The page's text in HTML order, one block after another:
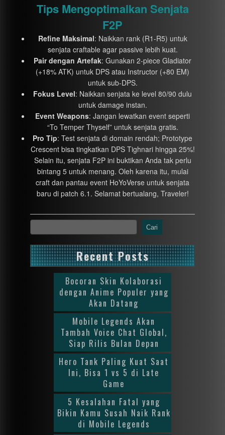
Tips Mengoptimalkan Senjata
F2P
Refine Maksimal: Naikkan rank (R1-R5) untuk
senjata craftable agar passive lebih kuat.
Pair dengan Artefak: Gunakan 2-piece Gladiator
(+18% ATK) untuk DPS atau Instructor (+80 EM)
untuk sub-DPS.
Fokus Level: Naikkan senjata ke level 80/90 dulu
untuk damage instan.
Event Weapons: Jangan lewatkan event seperti
“To Temper Thyself” untuk senjata gratis.
Pro Tip: Test senjata di domain rendah; Prototype
Crescent bisa tingkatkan DPS Tighnari hingga 25%!
Selain itu, senjata F2P ini buktikan Anda tak perlu
bintang 5 untuk menang. Oleh karena itu, mulai
craft dan pantau event HoYoVerse untuk senjata
baru di patch 6.1. Selamat bertualang, Traveler!
Cari
Recent Posts
Bocoran Skin Kolaborasi
dengan Anime Populer yang
Akan Datang
Mobile Legends Akan
Tambah Voice Chat Global,
Siap Rilis Bulan Depan
Hero Tank Paling Kuat Saat
Ini, Bisa 1 vs 5 di Late
Game
5 Kesalahan Fatal yang
Bikin Kamu Susah Naik Rank
di Mobile Legends